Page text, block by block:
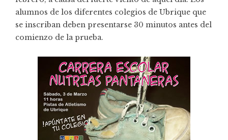
alumnos de los diferentes colegios de Ubrique que
se inscriban deben presentarse 30 minutos antes del
comienzo de la prueba.